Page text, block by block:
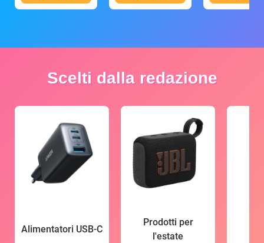
Scelti dalla redazione
Alimentatori USB-C
Prodotti per
l'estate